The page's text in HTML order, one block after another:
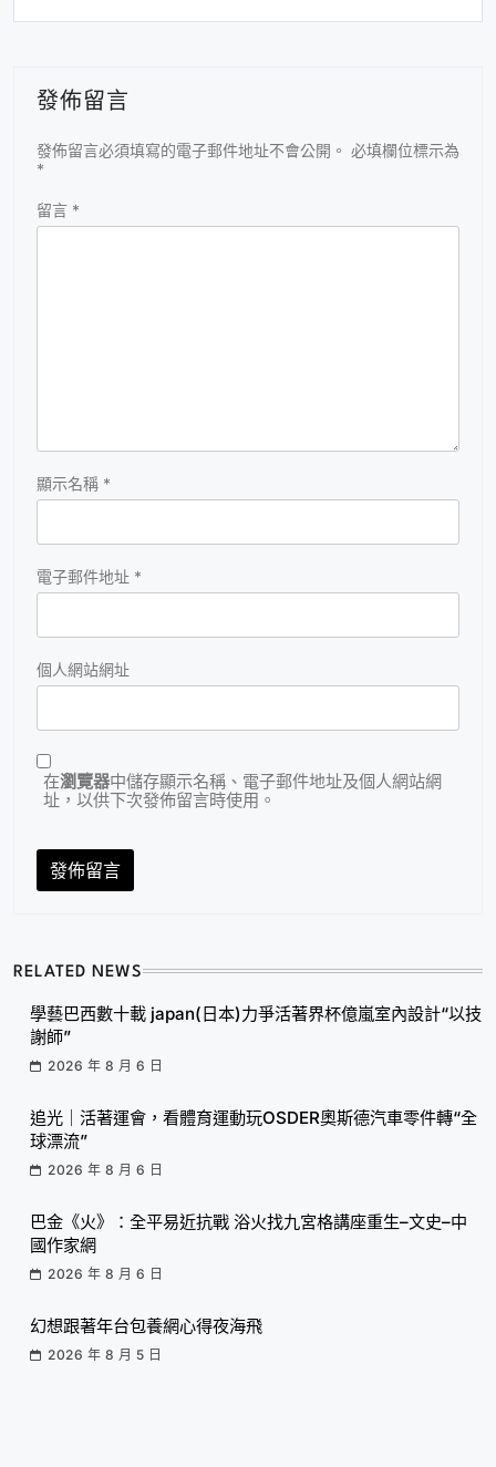
發佈留言
發佈留言必須填寫的電子郵件地址不會公開。 必填欄位標示為
*
留言 *
顯示名稱 *
電子郵件地址 *
個人網站網址
在瀏覽器中儲存顯示名稱、電子郵件地址及個人網站網
址，以供下次發佈留言時使用。
RELATED NEWS
學藝巴西數十載 japan(日本)力爭活著界杯億嵐室內設計“以技
謝師”
2026 年 8 月 6 日
追光｜活著運會，看體育運動玩OSDER奧斯德汽車零件轉“全
球漂流”
2026 年 8 月 6 日
巴金《火》：全平易近抗戰 浴火找九宮格講座重生–文史–中
國作家網
2026 年 8 月 6 日
幻想跟著年台包養網心得夜海飛
2026 年 8 月 5 日